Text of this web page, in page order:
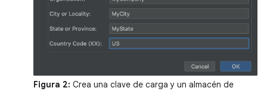
Figura 2: Crea una clave de carga y un almacén de